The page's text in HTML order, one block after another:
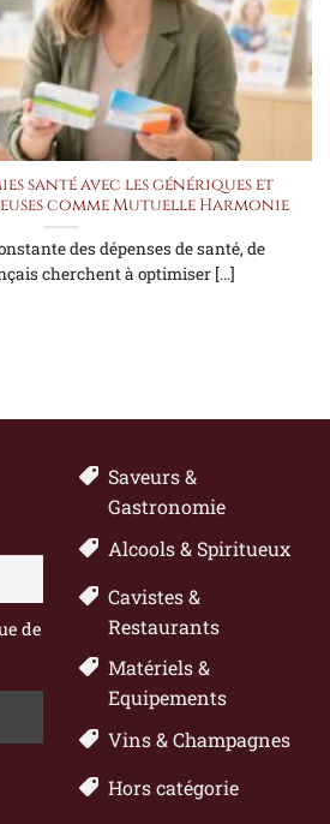
santé avec les génériques et
comme Mutuelle Harmonie
des dépenses de santé, de
cherchent à optimiser [...]
de
Saveurs &
Gastronomie
Alcools & Spiritueux
Cavistes &
Restaurants
Matériels &
Equipements
Vins & Champagnes
Hors catégorie